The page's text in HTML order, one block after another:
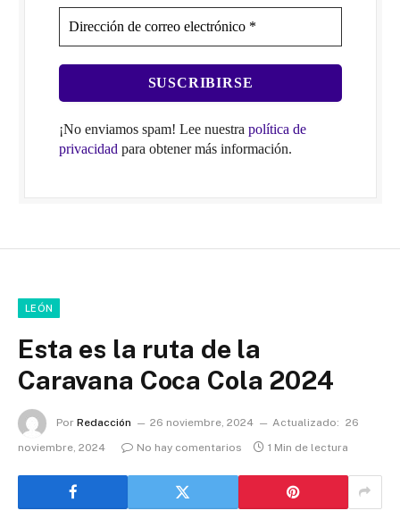
¡No enviamos spam! Lee nuestra política de
privacidad para obtener más información.
LEÓN
Esta es la ruta de la
Caravana Coca Cola 2024
Por Redacción 26 noviembre, 2024 Actualizado: 26
noviembre, 2024
No hay comentarios 1 Min de lectura